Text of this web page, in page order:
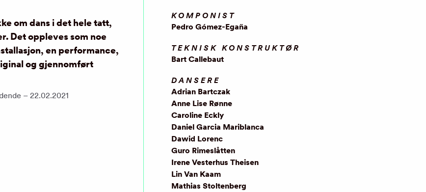
om dans i det hele tatt,
Det oppleves som noe
en performance,
og gjennomført
– 22.02.2021
KOMPONIST
Pedro Gómez-Egaña
TEKNISK KONSTRUKTØR
Bart Callebaut
DANSERE
Adrian Bartczak
Anne Lise Rønne
Caroline Eckly
Daniel Garcia Mariblanca
Dawid Lorenc
Guro Rimeslåtten
Irene Vesterhus Theisen
Lin Van Kaam
Mathias Stoltenberg